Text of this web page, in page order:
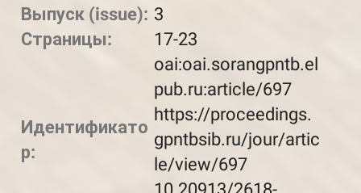
Выпуск (issue): 3
Страницы:
17-23
Идентификато
р:
oai:oai.sorangpntb.el
pub.ru:article/697
https://proceedings.
gpntbsib.ru/jour/artic
le/view/697